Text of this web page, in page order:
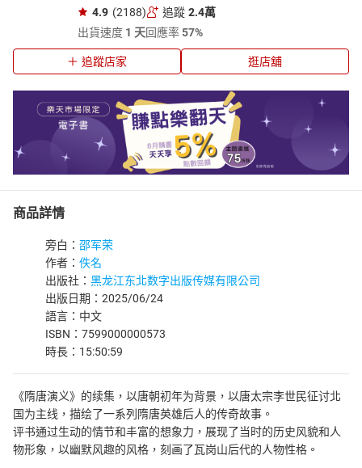
4.9 (2188) 追蹤 2.4萬
出貨速度 1 天回應率57%
追蹤店家 逛店舖
商品詳情
旁白： 邵军荣
作者： 佚名
出版社： 黑龙江东北数字出版传媒有限公司
出版日期：2025/06/24
語言：中文
ISBN：7599000000573
時長：15:50:59
《隋唐演义》的续集，以唐朝初年为背景，以唐太宗李世民征讨北
国为主线，描绘了一系列隋唐英雄后人的传奇故事。
评书通过生动的情节和丰富的想象力，展现了当时的历史风貌和人
物形象，以幽默风趣的风格，刻画了瓦岗山后代的人物性格。